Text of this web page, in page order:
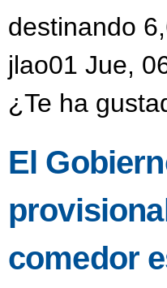
destinando
jlao01 Jue,
¿Te ha
El
comedor